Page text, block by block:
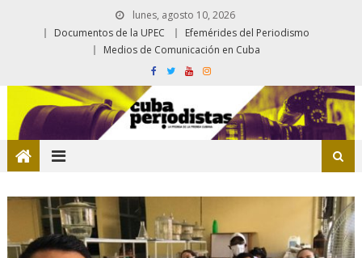
lunes, agosto 10, 2026
Documentos de la UPEC
Efemérides del Periodismo
Medios de Comunicación en Cuba